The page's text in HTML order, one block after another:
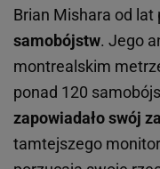
Brian Mishara od lat
samobójstw. Jego
montrealskim
ponad 120
zapowiadało swój
tamtejszego